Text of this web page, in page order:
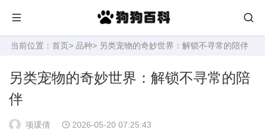
当前位置： 首页> 品种> 另类宠物的奇妙世界：解锁不寻常的陪伴
另类宠物的奇妙世界：解锁不寻常的陪
伴
项瑗倩 2026-05-20 07:25:43